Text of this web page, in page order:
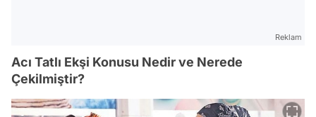
Reklam
Acı Tatlı Ekşi Konusu Nedir ve Nerede
Çekilmiştir?